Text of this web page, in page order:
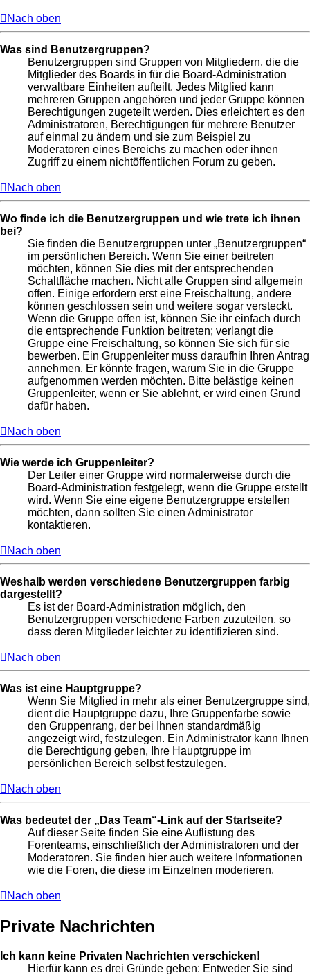
Nach oben
Was sind Benutzergruppen?
Benutzergruppen sind Gruppen von Mitgliedern, die die
Mitglieder des Boards in für die Board-Administration
verwaltbare Einheiten aufteilt. Jedes Mitglied kann
mehreren Gruppen angehören und jeder Gruppe können
Berechtigungen zugeteilt werden. Dies erleichtert es den
Administratoren, Berechtigungen für mehrere Benutzer
auf einmal zu ändern und sie zum Beispiel zu
Moderatoren eines Bereichs zu machen oder ihnen
Zugriff zu einem nichtöffentlichen Forum zu geben.
Nach oben
Wo finde ich die Benutzergruppen und wie trete ich ihnen
bei?
Sie finden die Benutzergruppen unter „Benutzergruppen“
im persönlichen Bereich. Wenn Sie einer beitreten
möchten, können Sie dies mit der entsprechenden
Schaltfläche machen. Nicht alle Gruppen sind allgemein
offen. Einige erfordern erst eine Freischaltung, andere
können geschlossen sein und weitere sogar versteckt.
Wenn die Gruppe offen ist, können Sie ihr einfach durch
die entsprechende Funktion beitreten; verlangt die
Gruppe eine Freischaltung, so können Sie sich für sie
bewerben. Ein Gruppenleiter muss daraufhin Ihren Antrag
annehmen. Er könnte fragen, warum Sie in die Gruppe
aufgenommen werden möchten. Bitte belästige keinen
Gruppenleiter, wenn er Sie ablehnt, er wird einen Grund
dafür haben.
Nach oben
Wie werde ich Gruppenleiter?
Der Leiter einer Gruppe wird normalerweise durch die
Board-Administration festgelegt, wenn die Gruppe erstellt
wird. Wenn Sie eine eigene Benutzergruppe erstellen
möchten, dann sollten Sie einen Administrator
kontaktieren.
Nach oben
Weshalb werden verschiedene Benutzergruppen farbig
dargestellt?
Es ist der Board-Administration möglich, den
Benutzergruppen verschiedene Farben zuzuteilen, so
dass deren Mitglieder leichter zu identifizieren sind.
Nach oben
Was ist eine Hauptgruppe?
Wenn Sie Mitglied in mehr als einer Benutzergruppe sind,
dient die Hauptgruppe dazu, Ihre Gruppenfarbe sowie
den Gruppenrang, der bei Ihnen standardmäßig
angezeigt wird, festzulegen. Ein Administrator kann Ihnen
die Berechtigung geben, Ihre Hauptgruppe im
persönlichen Bereich selbst festzulegen.
Nach oben
Was bedeutet der „Das Team“-Link auf der Startseite?
Auf dieser Seite finden Sie eine Auflistung des
Forenteams, einschließlich der Administratoren und der
Moderatoren. Sie finden hier auch weitere Informationen
wie die Foren, die diese im Einzelnen moderieren.
Nach oben
Private Nachrichten
Ich kann keine Privaten Nachrichten verschicken!
Hierfür kann es drei Gründe geben: Entweder Sie sind